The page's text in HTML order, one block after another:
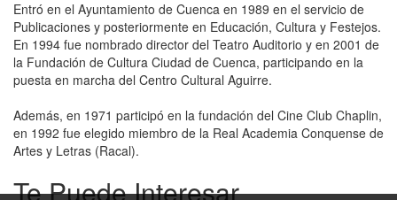
Entró en el Ayuntamiento de Cuenca en 1989 en el servicio de
Publicaciones y posteriormente en Educación, Cultura y Festejos.
En 1994 fue nombrado director del Teatro Auditorio y en 2001 de
la Fundación de Cultura Ciudad de Cuenca, participando en la
puesta en marcha del Centro Cultural Aguirre.
Además, en 1971 participó en la fundación del Cine Club Chaplin,
en 1992 fue elegido miembro de la Real Academia Conquense de
Artes y Letras (Racal).
Te Puede Interesar